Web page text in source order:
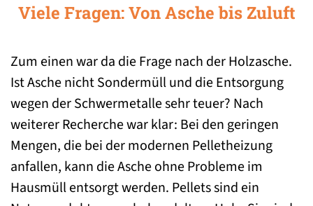
Viele Fragen: Von Asche bis Zuluft
Zum einen war da die Frage nach der Holzasche.
Ist Asche nicht Sondermüll und die Entsorgung
wegen der Schwermetalle sehr teuer? Nach
weiterer Recherche war klar: Bei den geringen
Mengen, die bei der modernen Pelletheizung
anfallen, kann die Asche ohne Probleme im
Hausmüll entsorgt werden. Pellets sind ein